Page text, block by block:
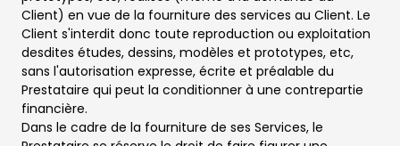
Client) en vue de la fourniture des services au Client. Le
Client s'interdit donc toute reproduction ou exploitation
desdites études, dessins, modèles et prototypes, etc,
sans l'autorisation expresse, écrite et préalable du
Prestataire qui peut la conditionner à une contrepartie
financière.
Dans le cadre de la fourniture de ses Services, le